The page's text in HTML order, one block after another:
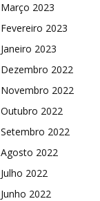
Março 2023
Fevereiro 2023
Janeiro 2023
Dezembro 2022
Novembro 2022
Outubro 2022
Setembro 2022
Agosto 2022
Julho 2022
Junho 2022